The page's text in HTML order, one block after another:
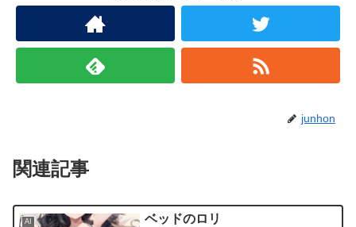
junhon
関連記事
AI ベッドのロリ